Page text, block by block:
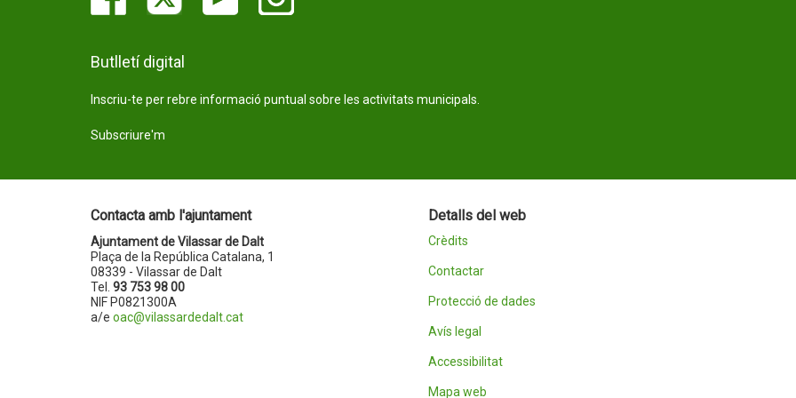
Butlletí digital
Inscriu-te per rebre informació puntual sobre les activitats municipals.
Subscriure'm
Contacta amb l'ajuntament
Ajuntament de Vilassar de Dalt
Plaça de la República Catalana, 1
08339 - Vilassar de Dalt
Tel. 93 753 98 00
NIF P0821300A
a/e oac@vilassardedalt.cat
Detalls del web
Crèdits
Contactar
Protecció de dades
Avís legal
Accessibilitat
Mapa web